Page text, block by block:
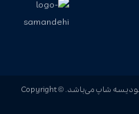
کلیه حقوق این سایت متعلق به عطر ادکلن بودیسه شاپ می‌باشد. Copyright ©